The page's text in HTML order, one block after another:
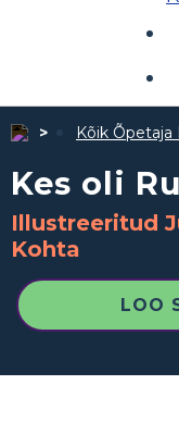
Kõik Õpetaja
Kes oli
Illustreeritud
Kohta
LOO